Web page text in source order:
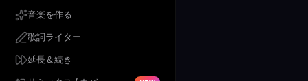
音楽を作る
歌詞ライター
延長＆続き